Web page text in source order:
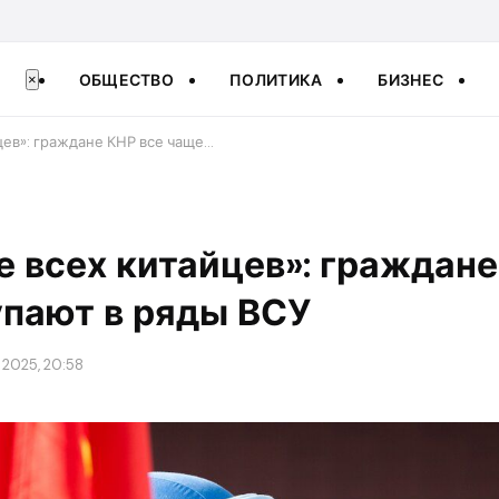
× ОБЩЕСТВО ПОЛИТИКА БИЗНЕС
граждане КНР все чаще…
всех китайцев»:
в ряды ВСУ
20:58